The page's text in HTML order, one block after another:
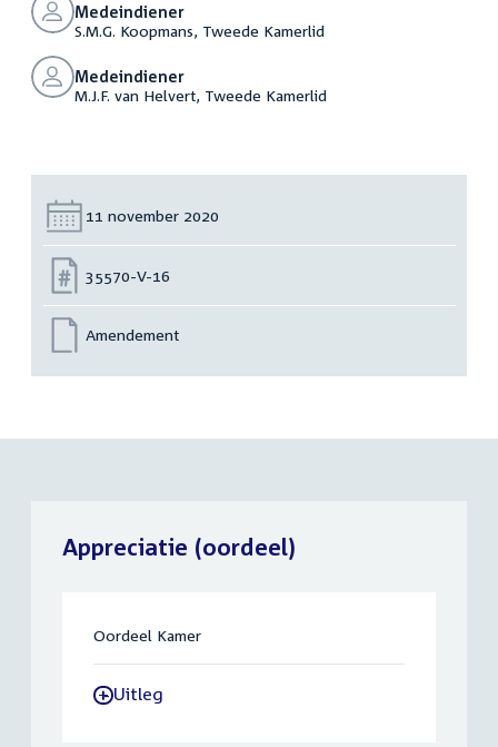
Medeindiener
S.M.G. Koopmans, Tweede Kamerlid
Medeindiener
M.J.F. van Helvert, Tweede Kamerlid
Datum:
11 november 2020
Nummer:
35570-V-16
Amendement
Appreciatie (oordeel)
Oordeel Kamer
-Uitleg